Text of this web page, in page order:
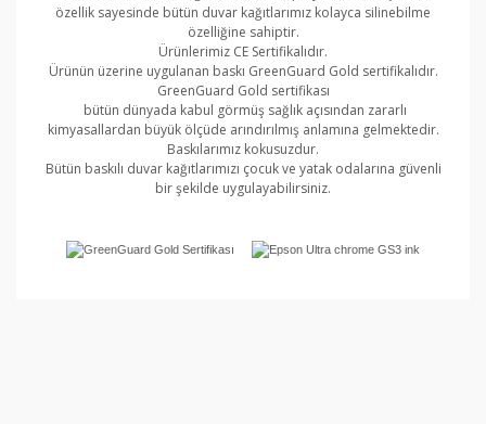
özellik sayesinde bütün duvar kağıtlarımız kolayca silinebilme
özelliğine sahiptir.
Ürünlerimiz CE Sertifikalıdır.
Ürünün üzerine uygulanan baskı GreenGuard Gold sertifikalıdır.
GreenGuard Gold sertifikası
bütün dünyada kabul görmüş sağlık açısından zararlı
kimyasallardan büyük ölçüde arındırılmış anlamına gelmektedir.
Baskılarımız kokusuzdur.
Bütün baskılı duvar kağıtlarımızı çocuk ve yatak odalarına güvenli
bir şekilde uygulayabilirsiniz.